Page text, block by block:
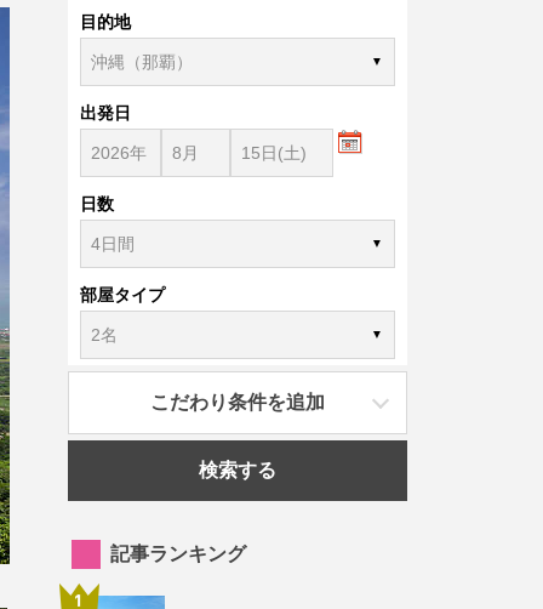
目的地
出発日
日数
部屋タイプ
こだわり条件を追加
検索する
記事ランキング